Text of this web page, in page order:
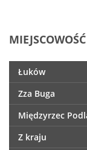
MIEJSCOWOŚĆ
Łuków
Zza Buga
Międzyrzec
Z kraju